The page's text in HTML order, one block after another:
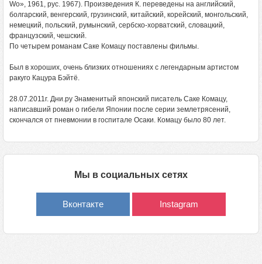
Wo», 1961, рус. 1967). Произведения К. переведены на английский,
болгарский, венгерский, грузинский, китайский, корейский, монгольский,
немецкий, польский, румынский, сербско-хорватский, словацкий,
французский, чешский.
По четырем романам Саке Комацу поставлены фильмы.
Был в хороших, очень близких отношениях с легендарным артистом
ракуго Кацура Бэйтё.
28.07.2011г. Дни.ру Знаменитый японский писатель Саке Комацу,
написавший роман о гибели Японии после серии землетрясений,
скончался от пневмонии в госпитале Осаки. Комацу было 80 лет.
Мы в социальных сетях
Вконтакте Instagram